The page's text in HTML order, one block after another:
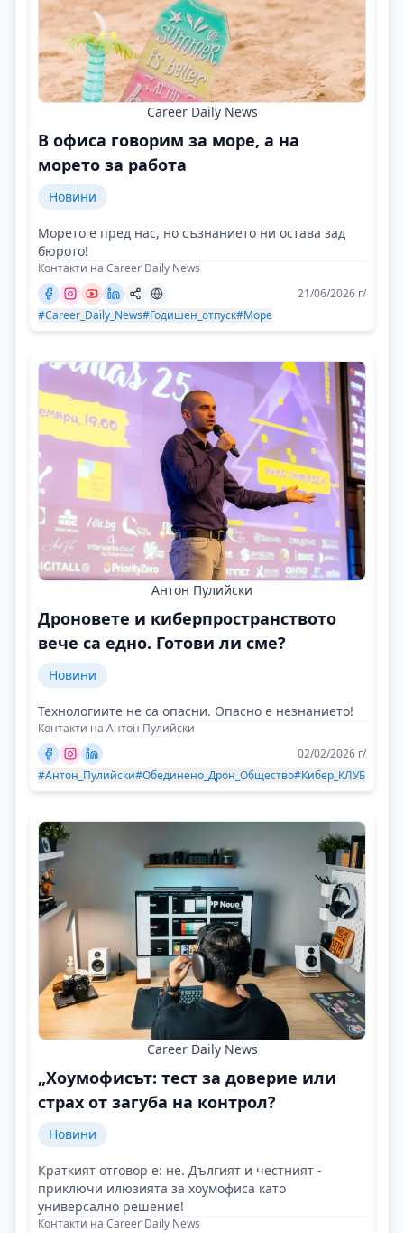
Career Daily News
В офиса говорим за море, а на
морето за работа
Новини
Морето е пред нас, но съзнанието ни остава зад
бюрото!
Контакти на Career Daily News
21/06/2026 г/
#Career_Daily_News#Годишен_отпуск#Море
Антон Пулийски
Дроновете и киберпространството
вече са едно. Готови ли сме?
Новини
Технологиите не са опасни. Опасно е незнанието!
Контакти на Антон Пулийски
02/02/2026 г/
#Антон_Пулийски#Обединено_Дрон_Общество#Кибер_КЛУБ
Career Daily News
„Хоумофисът: тест за доверие или
страх от загуба на контрол?
Новини
Краткият отговор е: не. Дългият и честният -
приключи илюзията за хоумофиса като
универсално решение!
Контакти на Career Daily News